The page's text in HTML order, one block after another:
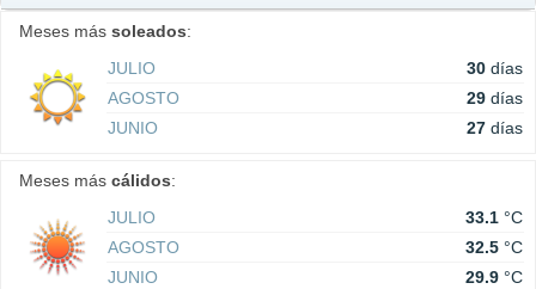
Meses más soleados:
JULIO
30 días
AGOSTO
29 días
JUNIO
27 días
Meses más cálidos:
JULIO
33.1 °C
AGOSTO
32.5 °C
JUNIO
29.9 °C